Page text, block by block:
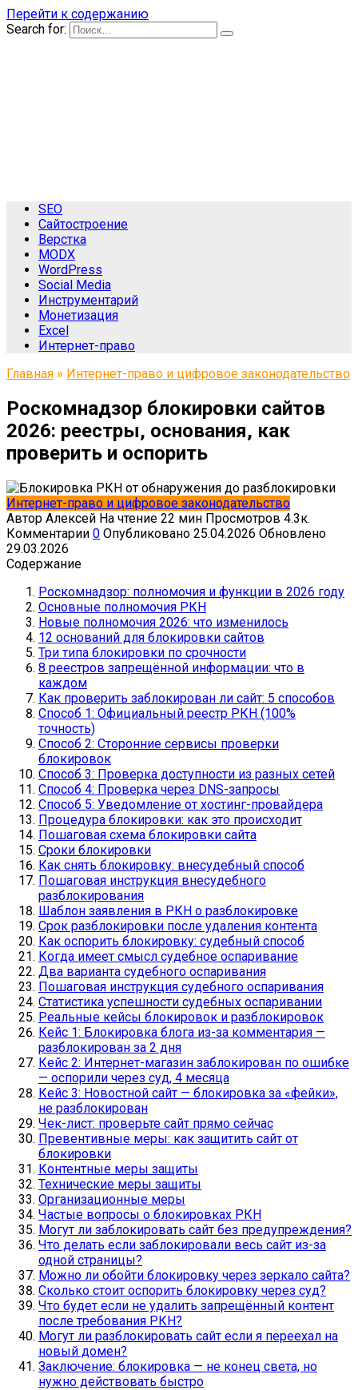
Перейти к содержанию
Search for:
SEO
Сайтостроение
Верстка
MODX
WordPress
Social Media
Инструментарий
Монетизация
Excel
Интернет-право
Главная » Интернет-право и цифровое законодательство
Роскомнадзор блокировки сайтов
2026: реестры, основания, как
проверить и оспорить
Интернет-право и цифровое законодательство
Автор Алексей На чтение 22 мин Просмотров 4.3к.
Комментарии 0 Опубликовано 25.04.2026 Обновлено
29.03.2026
Содержание
Роскомнадзор: полномочия и функции в 2026 году
Основные полномочия РКН
Новые полномочия 2026: что изменилось
12 оснований для блокировки сайтов
Три типа блокировки по срочности
8 реестров запрещённой информации: что в
каждом
Как проверить заблокирован ли сайт: 5 способов
Способ 1: Официальный реестр РКН (100%
точность)
Способ 2: Сторонние сервисы проверки
блокировок
Способ 3: Проверка доступности из разных сетей
Способ 4: Проверка через DNS-запросы
Способ 5: Уведомление от хостинг-провайдера
Процедура блокировки: как это происходит
Пошаговая схема блокировки сайта
Сроки блокировки
Как снять блокировку: внесудебный способ
Пошаговая инструкция внесудебного
разблокирования
Шаблон заявления в РКН о разблокировке
Срок разблокировки после удаления контента
Как оспорить блокировку: судебный способ
Когда имеет смысл судебное оспаривание
Два варианта судебного оспаривания
Пошаговая инструкция судебного оспаривания
Статистика успешности судебных оспаривании
Реальные кейсы блокировок и разблокировок
Кейс 1: Блокировка блога из-за комментария —
разблокирован за 2 дня
Кейс 2: Интернет-магазин заблокирован по ошибке
— оспорили через суд, 4 месяца
Кейс 3: Новостной сайт — блокировка за «фейки»,
не разблокирован
Чек-лист: проверьте сайт прямо сейчас
Превентивные меры: как защитить сайт от
блокировки
Контентные меры защиты
Технические меры защиты
Организационные меры
Частые вопросы о блокировках РКН
Могут ли заблокировать сайт без предупреждения?
Что делать если заблокировали весь сайт из-за
одной страницы?
Можно ли обойти блокировку через зеркало сайта?
Сколько стоит оспорить блокировку через суд?
Что будет если не удалить запрещённый контент
после требования РКН?
Могут ли разблокировать сайт если я переехал на
новый домен?
Заключение: блокировка — не конец света, но
нужно действовать быстро